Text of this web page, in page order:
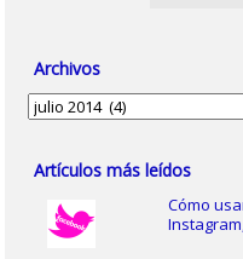
Archivos
Archivos
Artículos más leídos
Cómo